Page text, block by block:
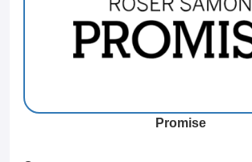
Promise